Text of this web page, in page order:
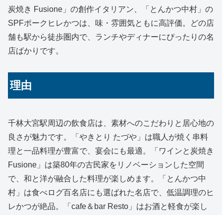
炭焼き Fusione」の創作イタリアン、「とんかつ中村」の
SPFポークヒレかつは、味・雰囲気ともに高評価。どの店
舗も駅から徒歩圏内で、ランチやディナーにぴったりの名
店ばかりです。
理由
千林大宮駅周辺の飲食店は、素材へのこだわりと居心地の
良さが魅力です。「やきとり たづや」は職人が焼く串料
理と一品料理が豊富で、宴会にも最適。「ワインと炭焼き
Fusione」は築80年の古民家をリノベーションした空間
で、和と洋が融合した料理が楽しめます。「とんかつ中
村」は食べログ百名店にも選ばれた名店で、低温調理のヒ
レかつが絶品。「cafe＆bar Resto」はお酒と軽食が楽し